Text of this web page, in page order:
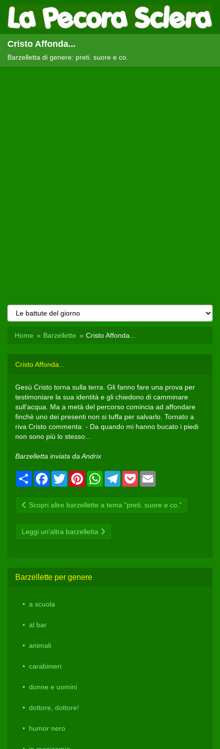
Cristo Affonda...
Barzelletta di genere: preti. suore e co.
Home Barzellette Cristo Affonda...
Cristo Affonda...
Gesù Cristo torna sulla terra. Gli fanno fare una prova per
testimoniare la sua identità e gli chiedono di camminare
sull'acqua. Ma a metà del percorso comincia ad affondare
finchè uno dei presenti non si tuffa per salvarlo. Tornato a
riva Cristo commenta: - Da quando mi hanno bucato i piedi
non sono più lo stesso...
Barzelletta inviata da Andrix
CondividiFacebook
Twitter PinterestWhatsAppTelegram
Pocket
Scopri altre barzellette a tema "preti. suore e co."
Leggi un'altra barzelletta
Barzellette per genere
a scuola
al bar
animali
carabinieri
donne e uomini
dottore, dottore!
humor nero